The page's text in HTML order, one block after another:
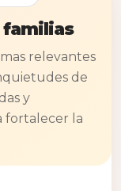
familias
relevantes
de
y
fortalecer la